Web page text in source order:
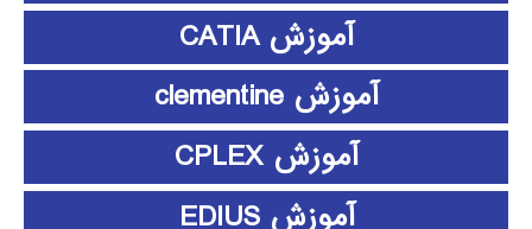
آموزش CATIA
آموزش clementine
آموزش CPLEX
آموزش EDIUS